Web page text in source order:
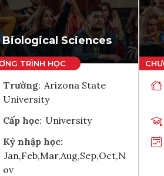
Tham vấn Interlink
Biological Sciences
Trường: Arizona State
University
Cấp học: University
Kỳ nhập học:
Jan,Feb,Mar,Aug,Sep,Oct,N
ov